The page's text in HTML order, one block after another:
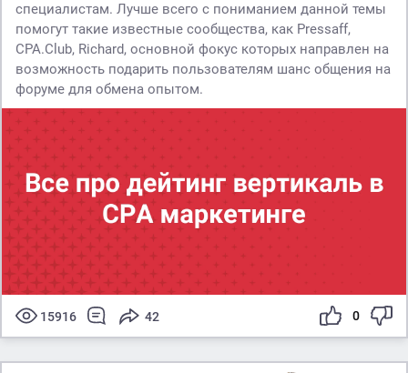
специалистам. Лучше всего с пониманием данной темы
помогут такие известные сообщества, как Pressaff,
CPA.Club, Richard, основной фокус которых направлен на
возможность подарить пользователям шанс общения на
форуме для обмена опытом.
15916 42 0